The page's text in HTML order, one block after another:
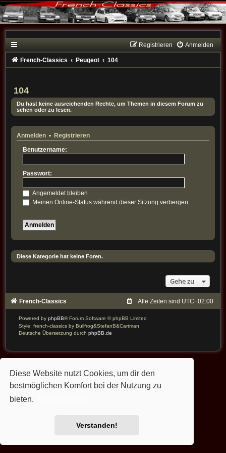
Diese Website nutzt Cookies, um dir den
bestmöglichen Komfort bei der Nutzung zu
bieten.
Verstanden!
Anmelden
Registrieren
French-Classics Peugeot 104
104
Du hast keine ausreichenden Rechte, um Themen in diesem Forum zu
sehen oder zu lesen.
Anmelden• Registrieren
Benutzername:
Passwort:
Angemeldet bleiben
Meinen Online-Status während dieser Sitzung verbergen
Diese Kategorie hat keine Foren.
Gehe zu
French-Classics Alle Zeiten sind UTC+02:00
Powered by phpBB® Forum Software © phpBB Limited
Style: french-classics by Bullfrog&StefanB&Cartman
Deutsche Übersetzung durch phpBB.de